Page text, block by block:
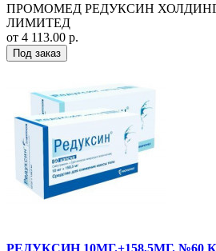
ПРОМОМЕД РЕДУКСИН
ЛИМИТЕД
от 4 113.00 р.
Под заказ
РЕДУКСИН 10МГ.+158,5МГ. №60